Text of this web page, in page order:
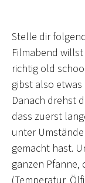
Stelle dir
Filmabend
richtig old
gibst also
Danach drehst
dass zuerst
unter
gemacht hast.
ganzen Pfanne,